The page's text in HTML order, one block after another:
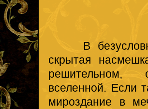
В безусловно
скрытая
решительном,
вселенной. Если
мироздание в